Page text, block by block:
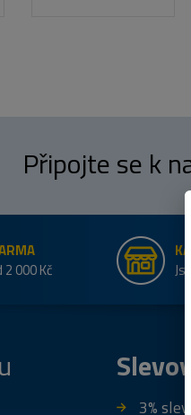
Připojte se k
2 000 Kč
Slevový
3%